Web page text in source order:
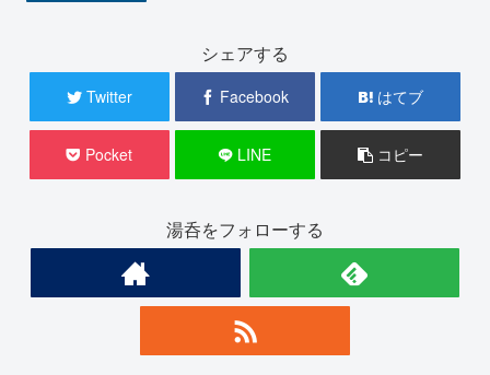
シェアする
Twitter Facebook はてブ
Pocket LINE コピー
湯呑をフォローする